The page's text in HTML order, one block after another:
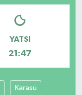
YATSI
21:47
Karasu